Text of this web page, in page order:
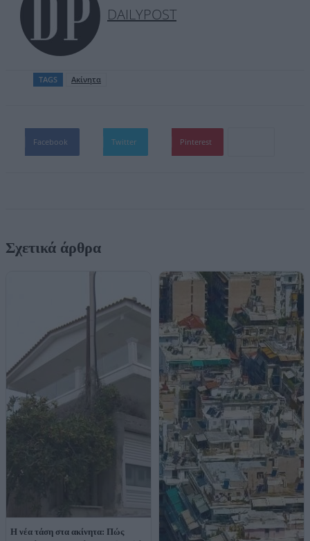
DAILYPOST
TAGS Ακίνητα
Facebook Twitter Pinterest
Σχετικά άρθρα
Η νέα τάση στα ακίνητα: Πώς